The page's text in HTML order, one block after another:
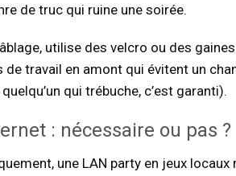
de truc qui ruine une soirée.
utilise des velcro ou des
de travail en amont qui évitent un
qui trébuche, c’est garanti).
: nécessaire ou pas ?
une LAN party en jeux